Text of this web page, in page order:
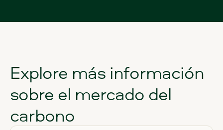
Explore más información
sobre el mercado del
carbono